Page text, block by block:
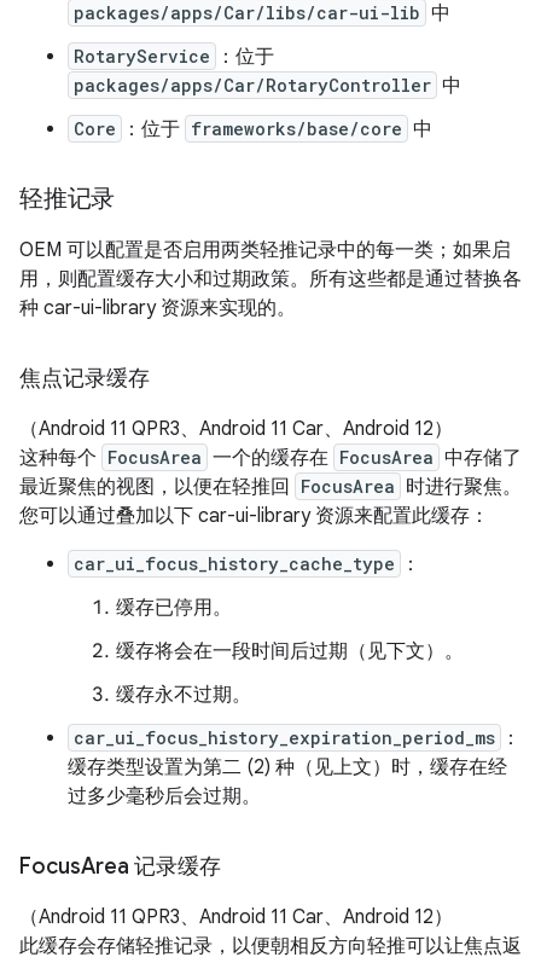
packages/apps/Car/libs/car-ui-lib 中
RotaryService ：位于
packages/apps/Car/RotaryController 中
Core ：位于 frameworks/base/core 中
轻推记录
OEM 可以配置是否启用两类轻推记录中的每一类；如果启
用，则配置缓存大小和过期政策。所有这些都是通过替换各
种 car-ui-library 资源来实现的。
焦点记录缓存
（Android 11 QPR3、Android 11 Car、Android 12）
这种每个 FocusArea 一个的缓存在 FocusArea 中存储了
最近聚焦的视图，以便在轻推回
FocusArea 时进行聚焦。
您可以通过叠加以下 car-ui-library 资源来配置此缓存：
car_ui_focus_history_cache_type
：
缓存已停用。
缓存将会在一段时间后过期（见下文）。
缓存永不过期。
car_ui_focus_history_expiration_period_ms
：
缓存类型设置为第二 (2) 种（见上文）时，缓存在经
过多少毫秒后会过期。
FocusArea 记录缓存
（Android 11 QPR3、Android 11 Car、Android 12）
此缓存会存储轻推记录，以便朝相反方向轻推可以让焦点返